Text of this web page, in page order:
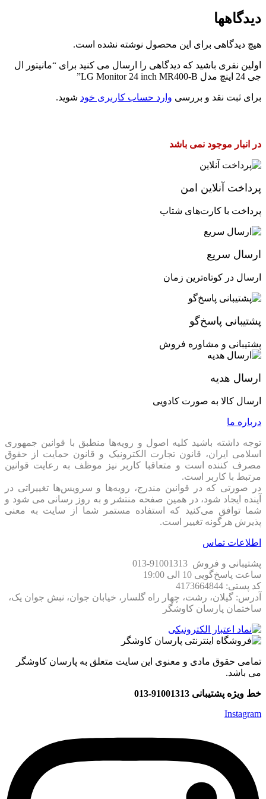
دیدگاهها
هیچ دیدگاهی برای این محصول نوشته نشده است.
اولین نفری باشید که دیدگاهی را ارسال می کنید برای “مانیتور ال
جی 24 اینچ مدل LG Monitor 24 inch MR400-B”
برای ثبت نقد و بررسی وارد حساب کاربری خود شوید.
در انبار موجود نمی باشد
پرداخت آنلاین امن
پرداخت با کارت‌های شتاب
ارسال سریع
ارسال در کوتاه‌ترین زمان
پشتیبانی پاسخ‌گو
پشتیبانی و مشاوره فروش
ارسال هدیه
ارسال کالا به صورت کادویی
درباره ما
توجه داشته باشید کلیه اصول و رویه‏‌ها منطبق با قوانین جمهوری
اسلامی ایران، قانون تجارت الکترونیک و قانون حمایت از حقوق
مصرف کننده است و متعاقبا کاربر نیز موظف به رعایت قوانین
مرتبط با کاربر است.
در صورتی که در قوانین مندرج، رویه‏‌ها و سرویس‏‌ها تغییراتی در
آینده ایجاد شود، در همین صفحه منتشر و به روز رسانی می شود و
شما توافق می‏‌کنید که استفاده مستمر شما از سایت به معنی
پذیرش هرگونه تغییر است.
اطلاعات تماس
پشتیبانی و فروش 91001313-013
ساعت پاسخ‌گویی 10 الی 19:00
کد پستی: 4173664844
آدرس: گیلان، رشت، چهار راه گلسار، خیابان جوان، نبش جوان یک،
ساختمان پارسان کاوشگر
تمامی حقوق مادی و معنوی این سایت متعلق به پارسان کاوشگر
می باشد.
خط ویژه پشتیبانی 91001313-013
Instagram